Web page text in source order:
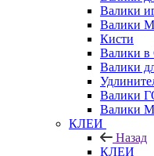
Валики
Валики
Кисти
Валики
Валики
Валики
Валики
КЛЕИ
Назад
КЛЕИ